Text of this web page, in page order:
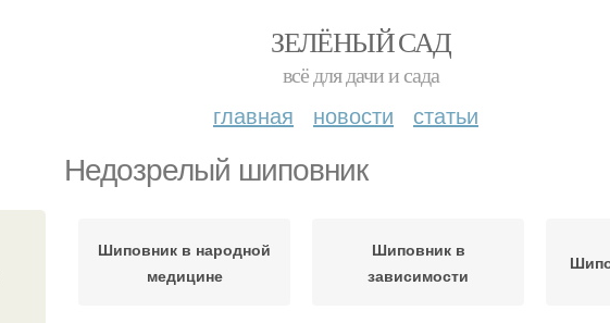
ЗЕЛЁНЫЙ САД
всё для дачи и сада
главная новости статьи
Недозрелый шиповник
Шиповник в народной
медицине
Шиповник в
зависимости